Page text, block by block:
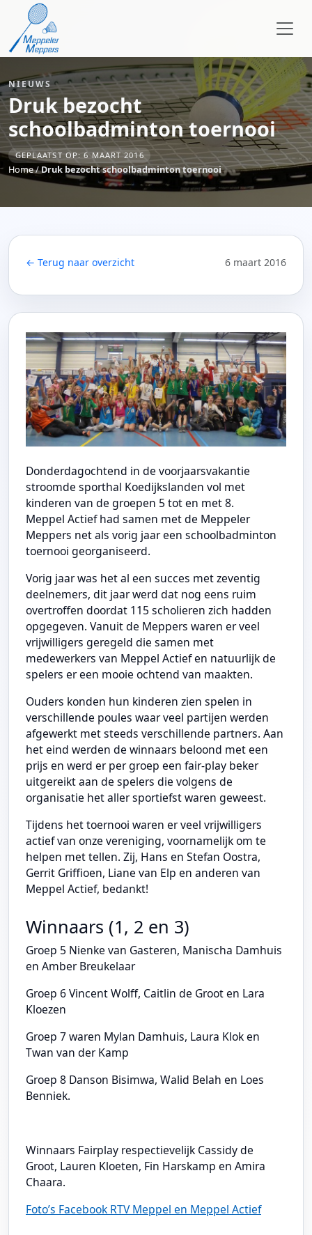
NIEUWS
Druk bezocht
schoolbadminton toernooi
GEPLAATST OP: 6 MAART 2016
Home/Druk bezocht schoolbadminton toernooi
← Terug naar overzicht 6 maart 2016
Donderdagochtend in de voorjaarsvakantie
stroomde sporthal Koedijkslanden vol met
kinderen van de groepen 5 tot en met 8.
Meppel Actief had samen met de Meppeler
Meppers net als vorig jaar een schoolbadminton
toernooi georganiseerd.
Vorig jaar was het al een succes met zeventig
deelnemers, dit jaar werd dat nog eens ruim
overtroffen doordat 115 scholieren zich hadden
opgegeven. Vanuit de Meppers waren er veel
vrijwilligers geregeld die samen met
medewerkers van Meppel Actief en natuurlijk de
spelers er een mooie ochtend van maakten.
Ouders konden hun kinderen zien spelen in
verschillende poules waar veel partijen werden
afgewerkt met steeds verschillende partners. Aan
het eind werden de winnaars beloond met een
prijs en werd er per groep een fair-play beker
uitgereikt aan de spelers die volgens de
organisatie het aller sportiefst waren geweest.
Tijdens het toernooi waren er veel vrijwilligers
actief van onze vereniging, voornamelijk om te
helpen met tellen. Zij, Hans en Stefan Oostra,
Gerrit Griffioen, Liane van Elp en anderen van
Meppel Actief, bedankt!
Winnaars (1, 2 en 3)
Groep 5 Nienke van Gasteren, Manischa Damhuis
en Amber Breukelaar
Groep 6 Vincent Wolff, Caitlin de Groot en Lara
Kloezen
Groep 7 waren Mylan Damhuis, Laura Klok en
Twan van der Kamp
Groep 8 Danson Bisimwa, Walid Belah en Loes
Benniek.
Winnaars Fairplay respectievelijk Cassidy de
Groot, Lauren Kloeten, Fin Harskamp en Amira
Chaara.
Foto’s Facebook RTV Meppel en Meppel Actief